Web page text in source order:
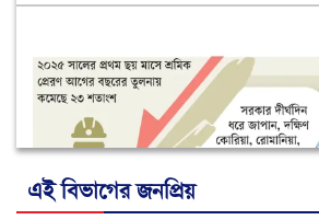
এই বিভাগের জনপ্রিয়